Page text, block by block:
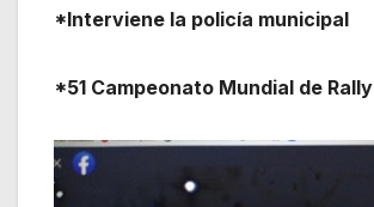
*Interviene la policía municipal
*51 Campeonato Mundial de Rally